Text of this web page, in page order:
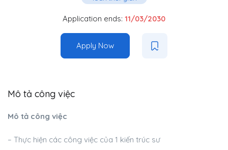
Application ends: 11/03/2030
Apply Now
Mô tả công việc
Mô tả công việc
– Thực hiện các công việc của 1 kiến trúc sư